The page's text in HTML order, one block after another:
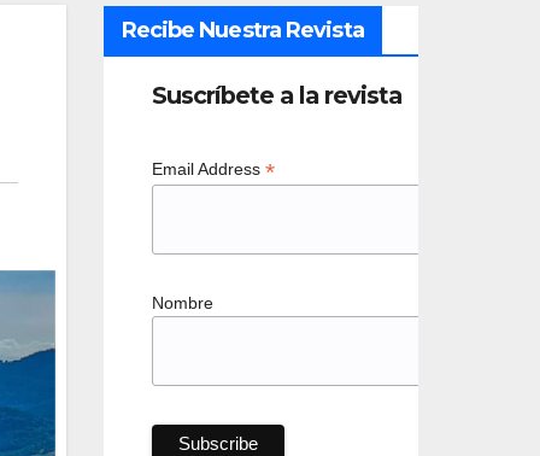
Recibe Nuestra Revista
Suscríbete a la revista
Email Address *
Nombre